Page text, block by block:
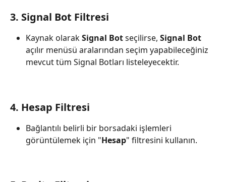
3. Signal Bot Filtresi
Kaynak olarak Signal Bot seçilirse, Signal Bot
açılır menüsü aralarından seçim yapabileceğiniz
mevcut tüm Signal Botları listeleyecektir.
4. Hesap Filtresi
Bağlantılı belirli bir borsadaki işlemleri
görüntülemek için "Hesap" filtresini kullanın.